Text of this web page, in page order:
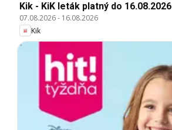
Kik - KiK leták platný do 16.08.2026
07.08.2026- 16.08.2026
Kik